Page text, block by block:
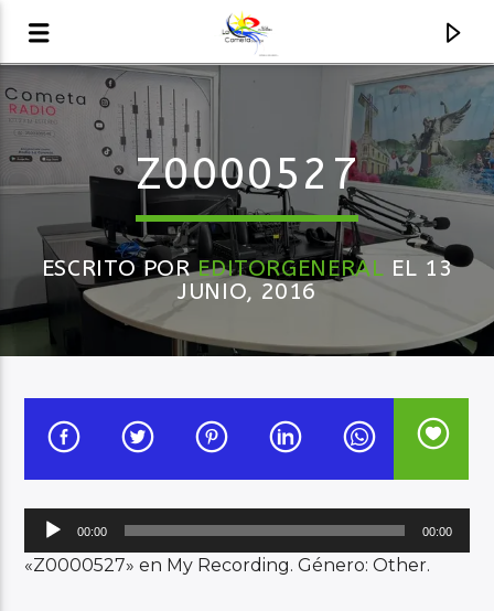
AUDIO EN VIVO
LA COMETA, SEÑALES A CIELO ABIERTO
Audio en Vivo
Z0000527
ESCRITO POREDITORGENERAL EL 13
JUNIO, 2016
Reproductor
audio
00:00 00:00
«Z0000527» en My Recording. Género: Other.